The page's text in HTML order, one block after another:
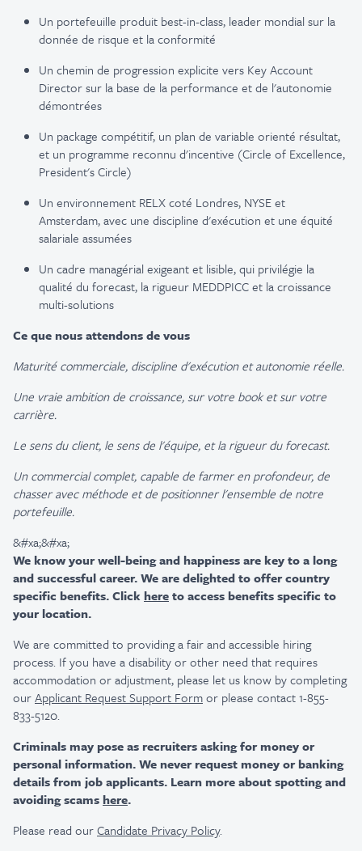
Un portefeuille produit best-in-class, leader mondialsur la
donnée de risque et laconformité
Un chemin de progression explicite vers Key Account
Director sur la base de la performance et de l'autonomie
démontrées
Un package compétitif, un plan de variable orienté résultat,
et un programme reconnu d'incentive (Circle of Excellence,
President's Circle)
Un environnement RELXcoté Londres, NYSE et
Amsterdam, avec une discipline d'exécution et une équité
salariale assumées
Un cadre managérialexigeantet lisible, qui privilégie la
qualité du forecast, la rigueur MEDDPICC et lacroissance
multi-solutions
Ceque nousattendonsde vous
Maturité commerciale, discipline d'exécution et autonomie réelle.
Une vraie ambition de croissance, sur votre book et sur votre
carrière.
Lesens du client, lesens de l'équipe, et la rigueur du forecast.
Un commercial complet, capable de farmer en profondeur, de
chasser avec méthode et de positionner l'ensemble de notre
portefeuille.
&#xa;&#xa;
We know your well-being and happiness are key to a long
and successful career. We are delighted to offer country
specific benefits. Click hereto access benefits specific to
your location.
We are committed to providing a fair and accessible hiring
process. If you have a disability or other need that requires
accommodation or adjustment, please let us know by completing
ourApplicant Request Support Formor please contact 1-855-
833-5120.
Criminals may pose as recruiters asking for money or
personal information. We never request money or banking
details from job applicants. Learn more about spotting and
avoiding scams here.
Please read ourCandidate Privacy Policy.